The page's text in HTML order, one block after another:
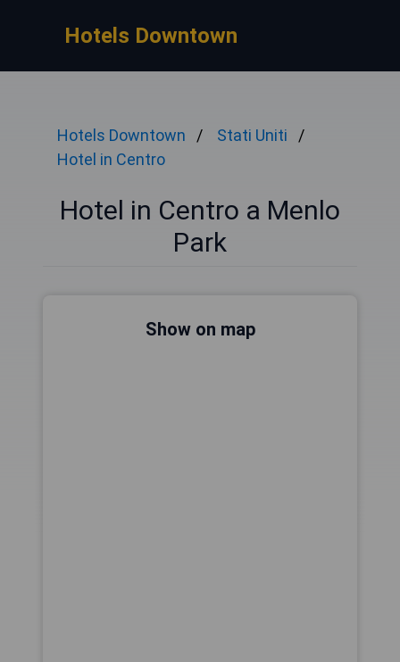
Hotels Downtown
Hotels Downtown
Stati Uniti
Hotel in Centro
Hotel in Centro a Menlo
Park
Show on map